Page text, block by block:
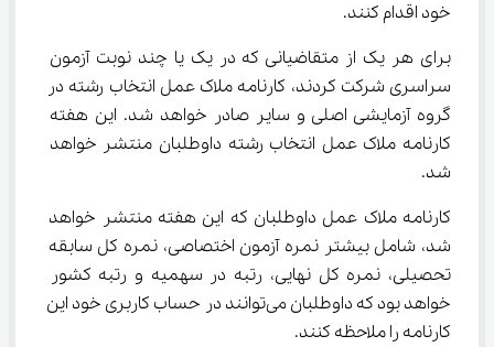
خود اقدام کنند.
برای هر یک از متقاضیانی که در یک یا چند نوبت آزمون
سراسری شرکت کردند، کارنامه ملاک عمل انتخاب رشته در
گروه آزمایشی اصلی و سایر صادر خواهد شد. این هفته
کارنامه ملاک عمل انتخاب رشته داوطلبان منتشر خواهد
شد.
کارنامه ملاک عمل داوطلبان که این هفته منتشر خواهد
شد، شامل بیشتر نمره آزمون اختصاصی، نمره کل سابقه
تحصیلی، نمره کل نهایی، رتبه در سهمیه و رتبه کشور
خواهد بود که داوطلبان می‌توانند در حساب کاربری خود این
کارنامه را ملاحظه کنند.